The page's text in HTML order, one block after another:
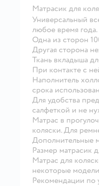
Матрасик для
Универсальный
любое время года.
Одна из сторон
Другая сторона
Ткань вкладыша
При контакте с
Наполнитель
срока
Для удобства
салфеткой и не
Матрас в
коляски. Для
Дополнительные
Размер матрасик
Матрас для
некоторые
Рекомендации по